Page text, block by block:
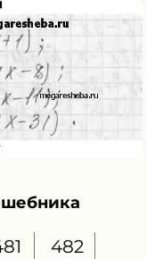
482